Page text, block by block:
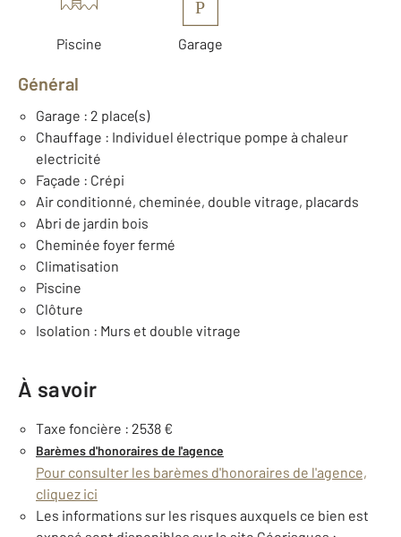
Piscine
P
Garage
Général
Garage : 2 place(s)
Chauffage : Individuel électrique pompe à chaleur
electricité
Façade : Crépi
Air conditionné, cheminée, double vitrage, placards
Abri de jardin bois
Cheminée foyer fermé
Climatisation
Piscine
Clôture
Isolation : Murs et double vitrage
À savoir
Taxe foncière : 2538 €
Barèmes d'honoraires de l'agence
Pour consulter les barèmes d'honoraires de l'agence,
cliquez ici
Les informations sur les risques auxquels ce bien est